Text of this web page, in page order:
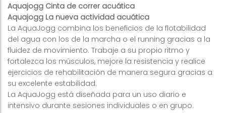
Aquajogg Cinta de correr acuática
Aquajogg La nueva actividad acuática
La AquaJogg combina los beneficios de la flotabilidad
del agua con los de la marcha o el running gracias a la
fluidez de movimiento. Trabaje a su propio ritmo y
fortalezca los músculos, mejore la resistencia y realice
ejercicios de rehabilitación de manera segura gracias a
su excelente estabilidad.
La AquaJogg está diseñada para un uso diario e
intensivo durante sesiones individuales o en grupo.